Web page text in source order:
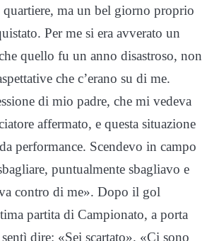
quartiere, ma un bel giorno proprio
Per me si era avverato un
quello fu un anno disastroso, non
che c’erano su di me.
di mio padre, che mi vedeva
affermato, e questa situazione
performance. Scendevo in campo
puntualmente sbagliavo e
contro di me». Dopo il gol
partita di Campionato, a porta
dire: «Sei scartato». «Ci sono